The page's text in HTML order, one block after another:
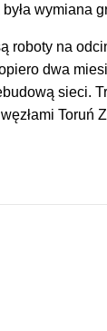
wymiana
roboty na
dwa
sieci.
Toruń